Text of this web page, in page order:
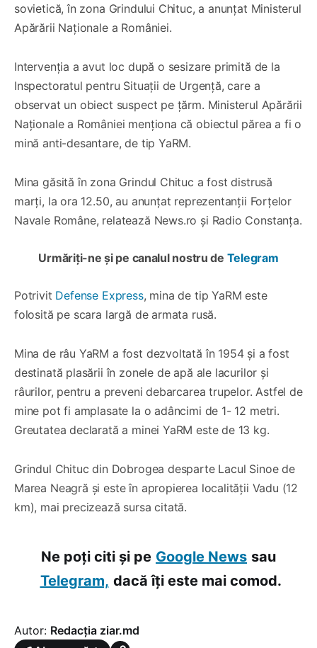
sovietică, în zona Grindului Chituc, a anunțat Ministerul
Apărării Naționale a României.
Intervenția a avut loc după o sesizare primită de la
Inspectoratul pentru Situații de Urgență, care a
observat un obiect suspect pe țărm. Ministerul Apărării
Naționale a României menționa că obiectul părea a fi o
mină anti-desantare, de tip YaRM.
Mina găsită în zona Grindul Chituc a fost distrusă
marți, la ora 12.50, au anunțat reprezentanții Forțelor
Navale Române, relatează News.ro și Radio Constanța.
Urmăriți-ne și pe canalul nostru de Telegram
Potrivit Defense Express, mina de tip YaRM este
folosită pe scara largă de armata rusă.
Mina de râu YaRM a fost dezvoltată în 1954 și a fost
destinată plasării în zonele de apă ale lacurilor și
râurilor, pentru a preveni debarcarea trupelor. Astfel de
mine pot fi amplasate la o adâncimi de 1- 12 metri.
Greutatea declarată a minei YaRM este de 13 kg.
Grindul Chituc din Dobrogea desparte Lacul Sinoe de
Marea Neagră și este în apropierea localității Vadu (12
km), mai precizează sursa citată.
Ne poți citi și pe Google News sau
Telegram, dacă îți este mai comod.
Autor: Redacția ziar.md